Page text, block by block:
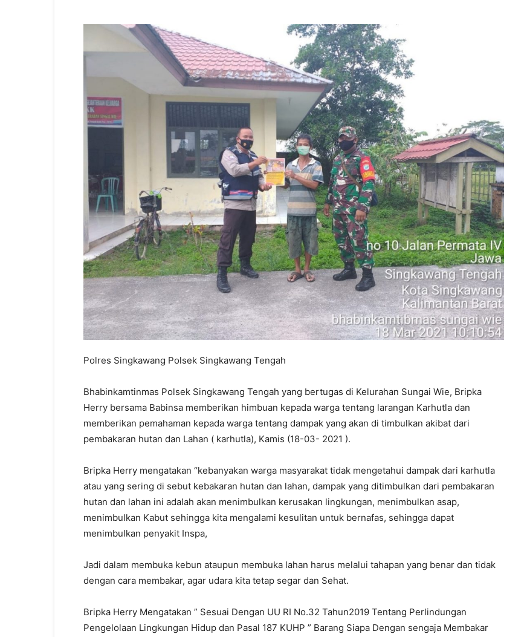
Polres Singkawang Polsek Singkawang Tengah
Bhabinkamtinmas Polsek Singkawang Tengah yang bertugas di Kelurahan Sungai Wie, Bripka
Herry bersama Babinsa memberikan himbuan kepada warga tentang larangan Karhutla dan
memberikan pemahaman kepada warga tentang dampak yang akan di timbulkan akibat dari
pembakaran hutan dan Lahan ( karhutla), Kamis (18-03- 2021 ).
Bripka Herry mengatakan “kebanyakan warga masyarakat tidak mengetahui dampak dari karhutla
atau yang sering di sebut kebakaran hutan dan lahan, dampak yang ditimbulkan dari pembakaran
hutan dan lahan ini adalah akan menimbulkan kerusakan lingkungan, menimbulkan asap,
menimbulkan Kabut sehingga kita mengalami kesulitan untuk bernafas, sehingga dapat
menimbulkan penyakit Inspa,
Jadi dalam membuka kebun ataupun membuka lahan harus melalui tahapan yang benar dan tidak
dengan cara membakar, agar udara kita tetap segar dan Sehat.
Bripka Herry Mengatakan ” Sesuai Dengan UU RI No.32 Tahun2019 Tentang Perlindungan
Pengelolaan Lingkungan Hidup dan Pasal 187 KUHP ” Barang Siapa Dengan sengaja Membakar